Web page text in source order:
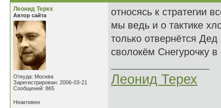
Леонид Терех
Автор сайта
Откуда: Москва
Зарегистрирован: 2006-03-21
Сообщений: 865
относясь к стратегии
мы ведь и о тактике
только отвернётся
сволокём Снегурочку в
Леонид Терех
Неактивен